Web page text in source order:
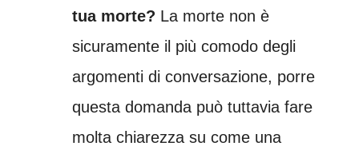
tua morte? La morte non è
sicuramente il più comodo degli
argomenti di conversazione, porre
questa domanda può tuttavia fare
molta chiarezza su come una